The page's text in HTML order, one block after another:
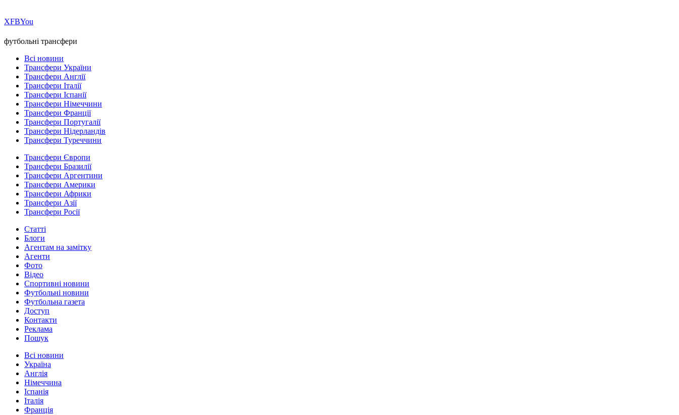
ХFBYou
футбольні трансфери
Всі новини
Трансфери України
Трансфери Англії
Трансфери Італії
Трансфери Іспанії
Трансфери Німеччини
Трансфери Франції
Трансфери Португалії
Трансфери Нідерландів
Трансфери Туреччини
Трансфери Європи
Трансфери Бразилії
Трансфери Аргентини
Трансфери Америки
Трансфери Африки
Трансфери Азії
Трансфери Росії
Статті
Блоги
Агентам на замітку
Агенти
Фото
Відео
Спортивні новини
Футбольні новини
Футбольна газета
Доступ
Контакти
Реклама
Пошук
Всі новини
Україна
Англія
Німеччина
Іспанія
Італія
Франція